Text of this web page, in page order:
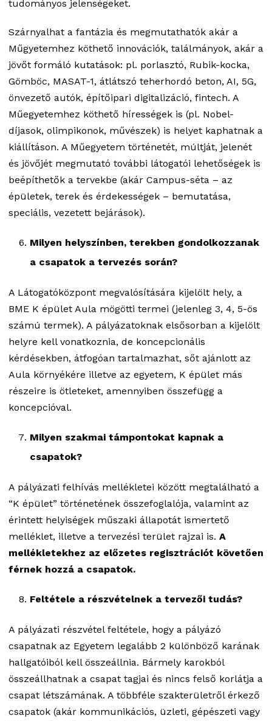
tudományos jelenségeket.
Szárnyalhat a fantázia és megmutathatók akár a
Műgyetemhez köthető innovációk, találmányok, akár a
jövőt formáló kutatások: pl. porlasztó, Rubik-kocka,
Gömböc, MASAT-1, átlátszó teherhordó beton, AI, 5G,
önvezető autók, építőipari digitalizáció, fintech. A
Műegyetemhez köthető hírességek is (pl. Nobel-
díjasok, olimpikonok, művészek) is helyet kaphatnak a
kiállításon. A Műegyetem történetét, múltját, jelenét
és jövőjét megmutató további látogatói lehetőségek is
beépíthetők a tervekbe (akár Campus-séta – az
épületek, terek és érdekességek – bemutatása,
speciális, vezetett bejárások).
Milyen helyszínben, terekben gondolkozzanak
a csapatok a tervezés során?
A Látogatóközpont megvalósítására kijelölt hely, a
BME K épület Aula mögötti termei (jelenleg 3, 4, 5-ös
számú termek). A pályázatoknak elsősorban a kijelölt
helyre kell vonatkoznia, de koncepcionális
kérdésekben, átfogóan tartalmazhat, sőt ajánlott az
Aula környékére illetve az egyetem, K épület más
részeire is ötleteket, amennyiben összefügg a
koncepcióval.
Milyen szakmai támpontokat kapnak a
csapatok?
A pályázati felhívás mellékletei között megtalálható a
“K épület” történetének összefoglalója, valamint az
érintett helyiségek műszaki állapotát ismertető
melléklet, illetve a tervezési terület rajzai is. A
mellékletekhez az előzetes regisztrációt követően
férnek hozzá a csapatok.
Feltétele a részvételnek a tervezői tudás?
A pályázati részvétel feltétele, hogy a pályázó
csapatnak az Egyetem legalább 2 különböző karának
hallgatóiból kell összeállnia. Bármely karokból
összeállhatnak a csapat tagjai és nincs felső korlátja a
csapat létszámának. A többféle szakterületről érkező
csapatok (akár kommunikációs, üzleti, gépészeti vagy